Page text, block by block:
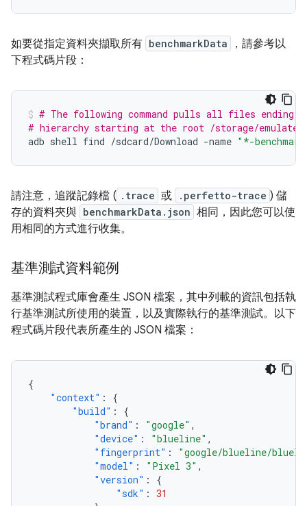
如要從指定資料夾擷取所有 benchmarkData
，請參考以
下程式碼片段：
# The following command pulls all files ending
# hierarchy starting at the root /storage/
adb shell find /sdcard/Download -name "*-
請注意，追蹤記錄檔 ( .trace 或 .perfetto-trace ) 儲
存的資料夾與 benchmarkData.json 相同，因此您可以使
用相同的方式進行收集。
基準測試資料範例
基準測試程式庫會產生 JSON 檔案，其中列載的資訊包括執
行基準測試所使用的裝置，以及實際執行的基準測試。以下
程式碼片段代表所產生的 JSON 檔案：
{
"context" :
{
"build" :
{
"brand" : "google" ,
"device" : "blueline" ,
"fingerprint" :
"google/blueline/
"model" : "Pixel 3" ,
"version" :
{
"sdk" : 31